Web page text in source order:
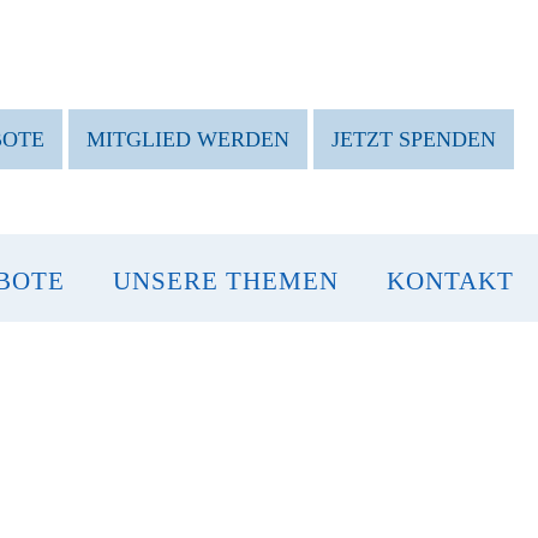
MITGLIED WERDEN JETZT SPENDEN
UNSERE THEMEN KONTAKT